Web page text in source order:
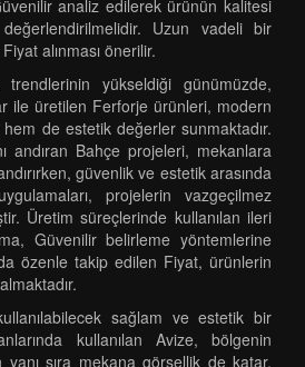
analiz edilerek ürünün kalitesi
Uzun vadeli bir
alınması önerilir.
trendlerinin yükseldiği günümüzde,
ile üretilen Ferforje ürünleri, modern
de estetik değerler sunmaktadır.
andıran Bahçe projeleri, mekanlara
güvenlik ve estetik arasında
projelerin vazgeçilmez
Üretim süreçlerinde kullanılan ileri
Güvenilir belirleme yöntemlerine
özenle takip edilen Fiyat, ürünlerin
sağlam ve estetik bir
kullanılan Avize, bölgenin
yanı sıra mekana görsellik de katar.